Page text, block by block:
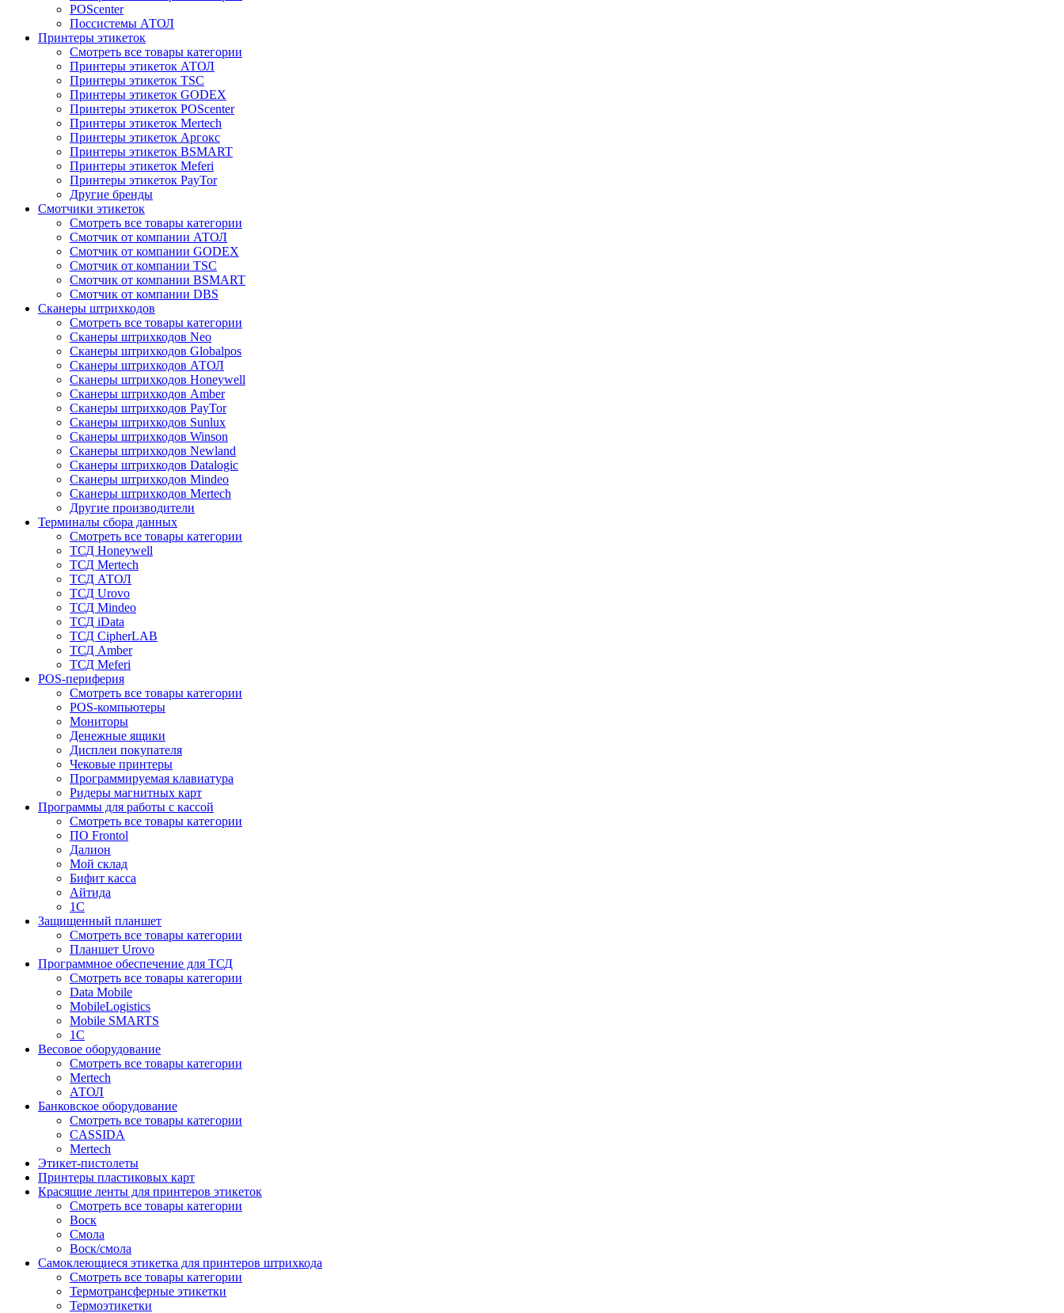
POScenter
Поссистемы АТОЛ
Принтеры этикеток
Смотреть все товары категории
Принтеры этикеток АТОЛ
Принтеры этикеток TSC
Принтеры этикеток GODEX
Принтеры этикеток POScenter
Принтеры этикеток Mertech
Принтеры этикеток Аргокс
Принтеры этикеток BSMART
Принтеры этикеток Meferi
Принтеры этикеток PayTor
Другие бренды
Смотчики этикеток
Смотреть все товары категории
Смотчик от компании АТОЛ
Смотчик от компании GODEX
Смотчик от компании TSC
Смотчик от компании BSMART
Смотчик от компании DBS
Сканеры штрихкодов
Смотреть все товары категории
Сканеры штрихкодов Neo
Сканеры штрихкодов Globalpos
Сканеры штрихкодов АТОЛ
Сканеры штрихкодов Honeywell
Сканеры штрихкодов Amber
Сканеры штрихкодов PayTor
Сканеры штрихкодов Sunlux
Сканеры штрихкодов Winson
Сканеры штрихкодов Newland
Сканеры штрихкодов Datalogic
Сканеры штрихкодов Mindeo
Сканеры штрихкодов Mertech
Другие производители
Терминалы сбора данных
Смотреть все товары категории
ТСД Honeywell
ТСД Mertech
ТСД АТОЛ
ТСД Urovo
ТСД Mindeo
ТСД iData
ТСД CipherLAB
ТСД Amber
ТСД Meferi
POS-периферия
Смотреть все товары категории
POS-компьютеры
Мониторы
Денежные ящики
Дисплеи покупателя
Чековые принтеры
Программируемая клавиатура
Ридеры магнитных карт
Программы для работы с кассой
Смотреть все товары категории
ПО Frontol
Далион
Мой склад
Бифит касса
Айтида
1С
Защищенный планшет
Смотреть все товары категории
Планшет Urovo
Программное обеспечение для ТСД
Смотреть все товары категории
Data Mobile
MobileLogistics
Mobile SMARTS
1С
Весовое оборудование
Смотреть все товары категории
Mertech
АТОЛ
Банковское оборудование
Смотреть все товары категории
CASSIDA
Mertech
Этикет-пистолеты
Принтеры пластиковых карт
Красящие ленты для принтеров этикеток
Смотреть все товары категории
Воск
Смола
Воск/смола
Самоклеющиеся этикетка для принтеров штрихкода
Смотреть все товары категории
Термотрансферные этикетки
Термоэтикетки